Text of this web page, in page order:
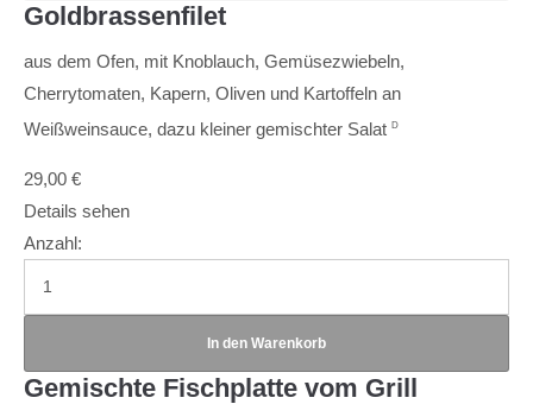
Goldbrassenfilet
aus dem Ofen, mit Knoblauch, Gemüsezwiebeln,
Cherrytomaten, Kapern, Oliven und Kartoffeln an
Weißweinsauce, dazu kleiner gemischter Salat D
29,00 €
Details sehen
Anzahl:
Gemischte Fischplatte vom Grill